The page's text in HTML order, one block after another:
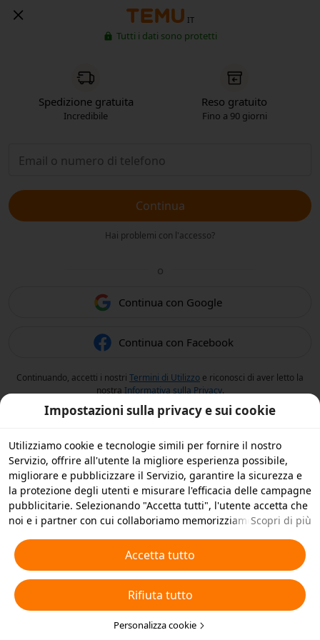
IT
Tutti i dati sono protetti
Spedizione gratuita
Incredibile
Reso gratuito
Fino a 90 giorni
Continua
Hai problemi con l'accesso?
o
Continua con Google
Continua con Facebook
Continuando, accetti i nostri Termini di Utilizzo e riconosci di aver letto la
nostra Informativa sulla Privacy.
Impostazioni sulla privacy e sui cookie
Utilizziamo cookie e tecnologie simili per fornire il nostro
Servizio, offrire all'utente la migliore esperienza possibile,
migliorare e pubblicizzare il Servizio, garantire la sicurezza e
la protezione degli utenti e misurare l'efficacia delle campagne
pubblicitarie. Selezionando "Accetta tutti", l'utente accetta che
noi e i partner con cui collaboriamo memorizziamo cookie e
pubblicitari. L'utente può anche selezionare "Rifiuta tutti" per i
cookie non essenziali, oppure scegliere quali tipi di cookie
accettare o disattivare cliccando su "Personalizza cookie" qui
sotto o in qualsiasi momento nelle impostazioni sulla privacy.
Per ulteriori informazioni, visualizza la nostraInformativa sui
Cookie e sulle Tecnologie Simili.
Scopri di più
Accetta tutto
Rifiuta tutto
Personalizza cookie